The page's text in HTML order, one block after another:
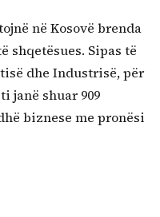
në Kosovë brenda
shqetësues. Sipas të
dhe Industrisë, për
janë shuar 909
biznese me pronësi